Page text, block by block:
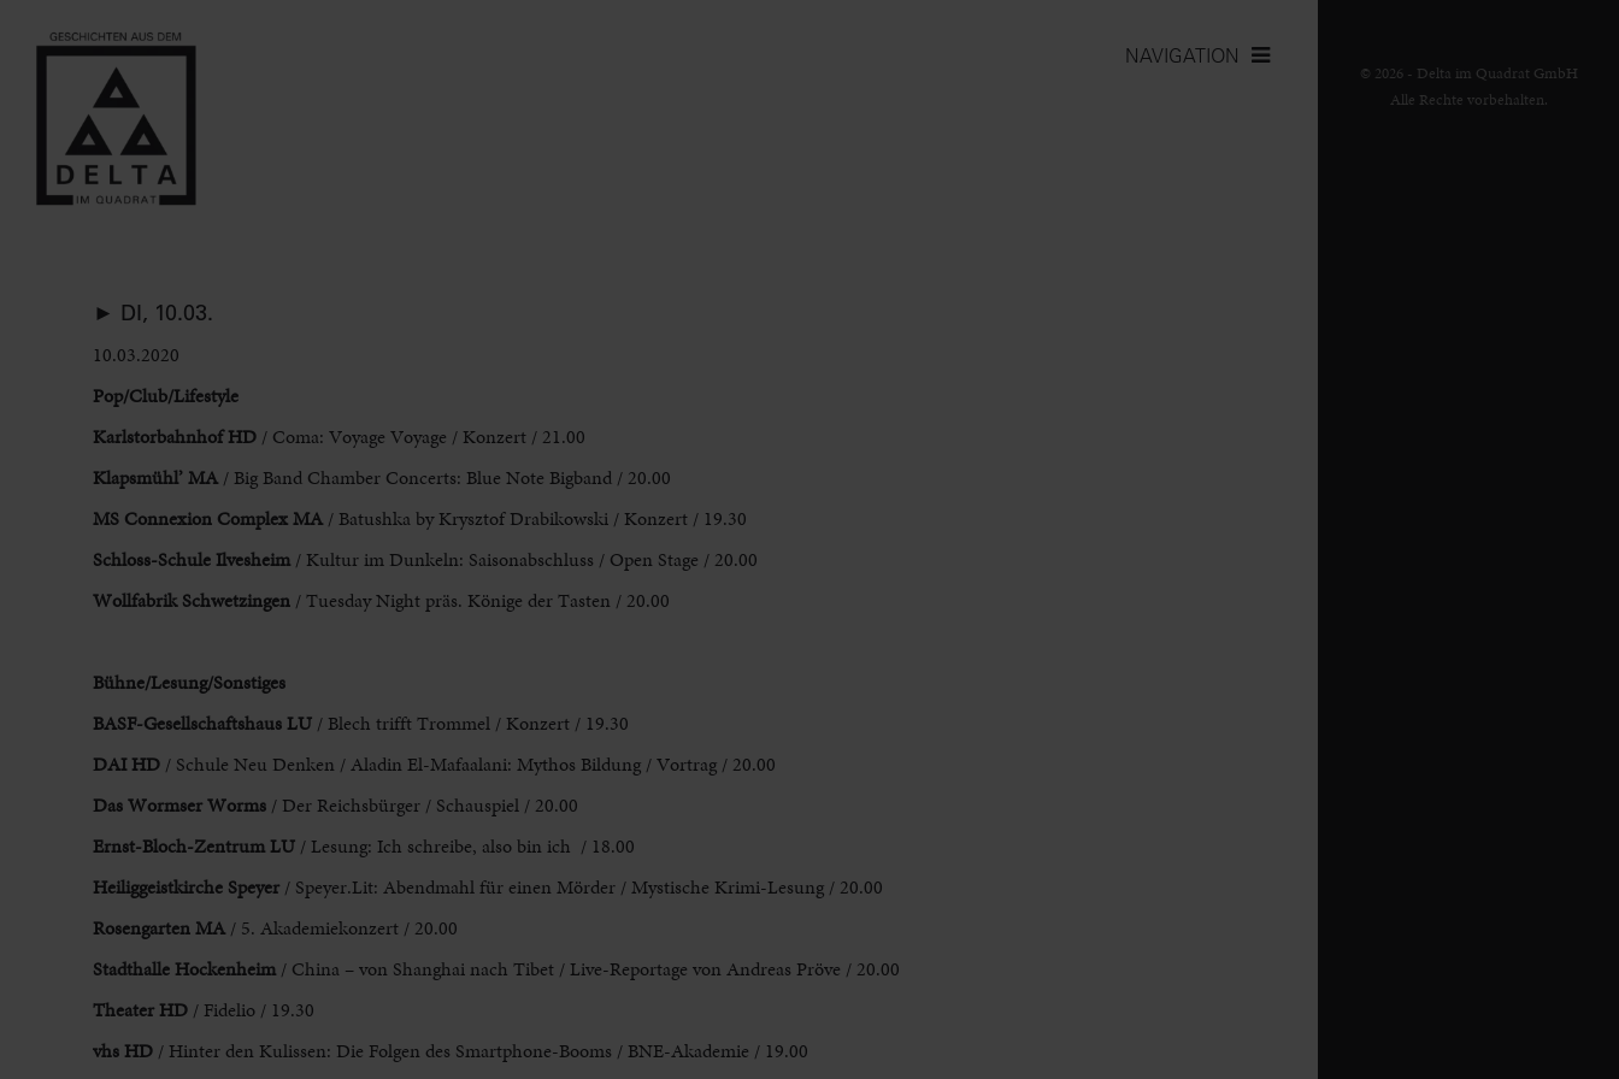
NAVIGATION
► DI, 10.03.
10.03.2020
Pop/Club/Lifestyle
Karlstorbahnhof HD / Coma: Voyage Voyage / Konzert / 21.00
Klapsmühl’ MA / Big Band Chamber Concerts: Blue Note Bigband / 20.00
MS Connexion Complex MA / Batushka by Krysztof Drabikowski / Konzert / 19.30
Schloss-Schule Ilvesheim / Kultur im Dunkeln: Saisonabschluss / Open Stage / 20.00
Wollfabrik Schwetzingen / Tuesday Night präs. Könige der Tasten / 20.00
Bühne/Lesung/Sonstiges
BASF-Gesellschaftshaus LU / Blech trifft Trommel / Konzert / 19.30
DAI HD / Schule Neu Denken / Aladin El-Mafaalani: Mythos Bildung / Vortrag / 20.00
Das Wormser Worms / Der Reichsbürger / Schauspiel / 20.00
Ernst-Bloch-Zentrum LU / Lesung: Ich schreibe, also bin ich / 18.00
Heiliggeistkirche Speyer / Speyer.Lit: Abendmahl für einen Mörder / Mystische Krimi-Lesung / 20.00
Rosengarten MA / 5. Akademiekonzert / 20.00
Stadthalle Hockenheim / China – von Shanghai nach Tibet / Live-Reportage von Andreas Pröve / 20.00
Theater HD / Fidelio / 19.30
vhs HD / Hinter den Kulissen: Die Folgen des Smartphone-Booms / BNE-Akademie / 19.00
© 2026 - Delta im Quadrat GmbH
Alle Rechte vorbehalten.